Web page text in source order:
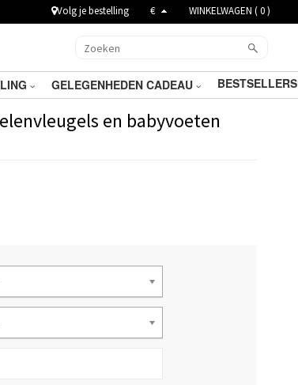
Volg je bestelling € WINKELWAGEN (0)
GELEGENHEDEN CADEAU BESTSELLERS
en babyvoeten